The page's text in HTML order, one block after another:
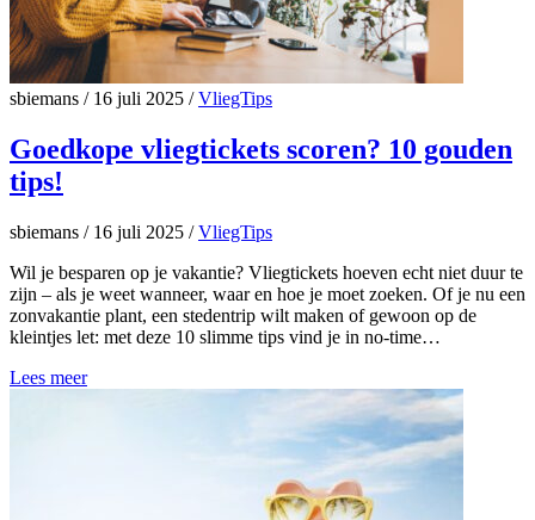
sbiemans /16 juli 2025 / VliegTips
Goedkope vliegtickets scoren? 10 gouden
tips!
sbiemans /16 juli 2025 / VliegTips
Wil je besparen op je vakantie? Vliegtickets hoeven echt niet duur te
zijn – als je weet wanneer, waar en hoe je moet zoeken. Of je nu een
zonvakantie plant, een stedentrip wilt maken of gewoon op de
kleintjes let: met deze 10 slimme tips vind je in no-time…
Lees meer